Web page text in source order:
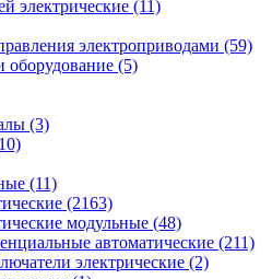
электрические (11)
электроприводами (59)
оборудование (5)
(3)
(11)
(2163)
модульные (48)
автоматические (211)
электрические (2)